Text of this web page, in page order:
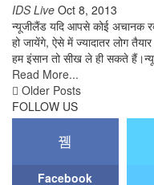
IDS Live Oct 8, 2013
न्यूजीलैंड यदि आपसे कोई अचानक
हो जायेंगे, ऐसे में ज्यादातर लोग
हम इंसान तो सीख ले ही सकते
Read More...
Older Posts
FOLLOW US
Facebook